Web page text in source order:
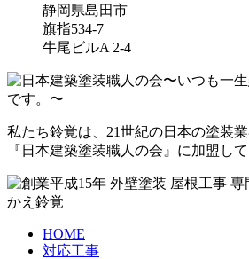
静岡県島田市
旗指534-7
牛尾ビルA 2-4
私たち鈴覚は、21世紀の日本の塗装
『日本建築塗装職人の会』に加盟して
HOME
対応工事